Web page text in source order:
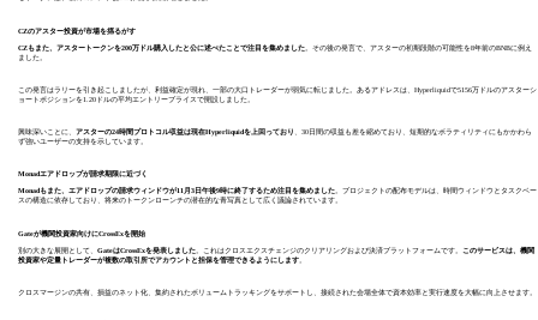
CZのアスター投資が市場を揺るがす
CZもまた、アスタートークンを200万ドル購入したと公に述べたことで注目を集めました。その後の発言で、アスターの初期段階の可能性を8年前のBNBに例え
ました。
この発言はラリーを引き起こしましたが、利益確定が現れ、一部の大口トレーダーが弱気に転じました。あるアドレスは、Hyperliquidで5156万ドルのアスターシ
ョートポジションを1.20ドルの平均エントリープライスで開設しました。
興味深いことに、 アスターの24時間プロトコル収益は現在Hyperliquidを上回っており
、30日間の収益も差を縮めており、短期的なボラティリティにもかかわら
ず強いユーザーの支持を示しています。
Monadエアドロップが請求期限に近づく
Monadもまた、エアドロップの請求ウィンドウが11月3日午後9時に終了するため注目を集めました。プロジェクトの配布モデルは、時間ウィンドウとタスクベー
スの構造に依存しており、将来のトークンローンチの潜在的な青写真として広く議論されています。
Gateが機関投資家向けにCrossExを開始
別の大きな展開として、 GateはCrossExを発表しました。これはクロスエクスチェンジのクリアリングおよび決済プラットフォームです。
このサービスは、機関
投資家や定量トレーダーが複数の取引所でアカウントと担保を管理できるようにします。
クロスマージンの共有、損益のネット化、集約されたボリュームトラッキングをサポートし、接続された会場全体で資本効率と実行速度を大幅に向上させます。